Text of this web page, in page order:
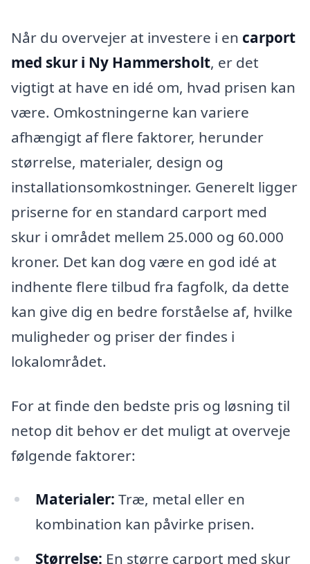
Når du overvejer at investere i en carport
med skur i Ny Hammersholt, er det
vigtigt at have en idé om, hvad prisen kan
være. Omkostningerne kan variere
afhængigt af flere faktorer, herunder
størrelse, materialer, design og
installationsomkostninger. Generelt ligger
priserne for en standard carport med
skur i området mellem 25.000 og 60.000
kroner. Det kan dog være en god idé at
indhente flere tilbud fra fagfolk, da dette
kan give dig en bedre forståelse af, hvilke
muligheder og priser der findes i
lokalområdet.
For at finde den bedste pris og løsning til
netop dit behov er det muligt at overveje
følgende faktorer:
Materialer: Træ, metal eller en
kombination kan påvirke prisen.
Størrelse: En større carport med skur